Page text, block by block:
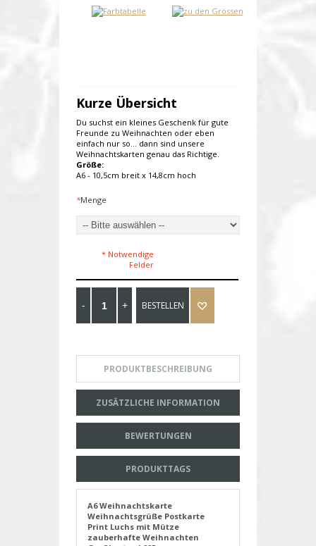
Kurze Übersicht
Du suchst ein kleines Geschenk für gute
Freunde zu Weihnachten oder eben
einfach nur so... dann sind unsere
Weihnachtskarten genau das Richtige.
Größe:
A6 - 10,5cm breit x 14,8cm hoch
*Menge
* Notwendige
Felder
BESTELLEN
PRODUKTBESCHREIBUNG
ZUSÄTZLICHE INFORMATION
BEWERTUNGEN
PRODUKTTAGS
A6 Weihnachtskarte
Weihnachtsgrüße Postkarte
Print Luchs mit Mütze
zauberhafte Weihnachten